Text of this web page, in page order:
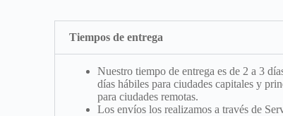
Tiempos de entrega
Nuestro tiempo de entrega es de 2 a 3
días hábiles para ciudades capitales y
para ciudades remotas.
Los envíos los realizamos a través de